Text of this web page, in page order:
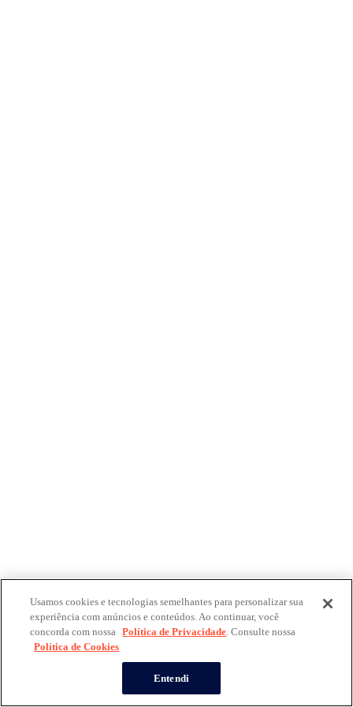
Usamos cookies e tecnologias semelhantes para personalizar sua
experiência com anúncios e conteúdos. Ao continuar, você
concorda com nossa Política de Privacidade. Consulte nossa
Política de Cookies
Entendi